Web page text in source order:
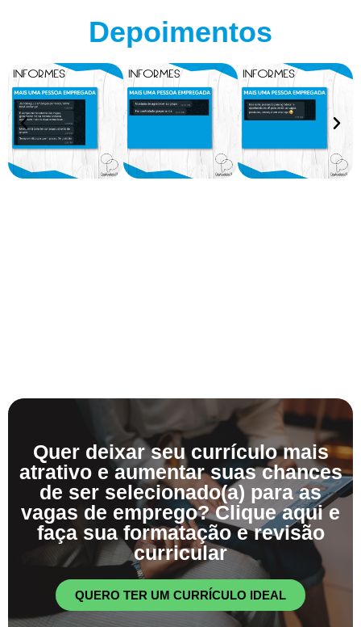
Depoimentos
Quer deixar seu currículo mais
atrativo e aumentar suas chances
de ser selecionado(a) para as
vagas de emprego? Clique aqui e
faça sua formatação e revisão
curricular
QUERO TER UM CURRÍCULO IDEAL